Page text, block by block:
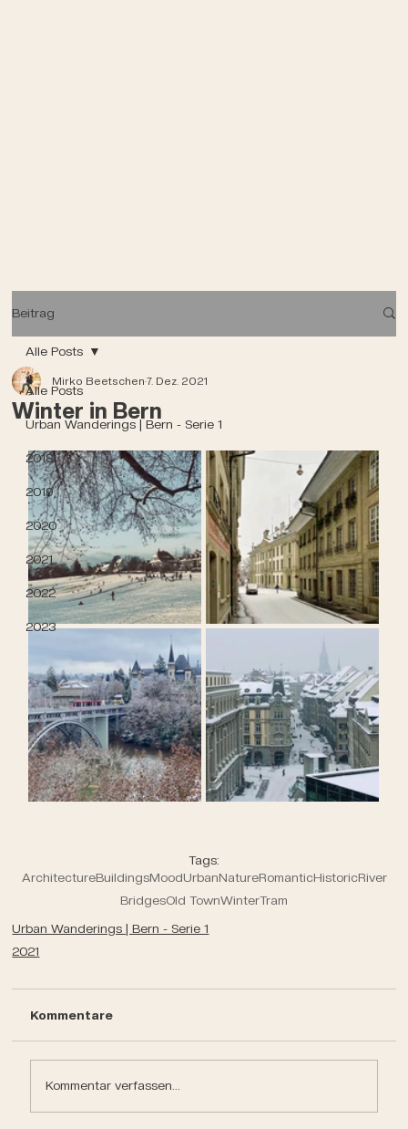
Beitrag
Alle Posts
Urban Wanderings | Bern - Serie 1
2018
2019
2020
2021
2022
2023
Alle Posts
Winter in Bern
Mirko Beetschen7. Dez. 2021
Tags:
ArchitectureBuildingsMoodUrbanNatureRomanticHistoricRiver
BridgesOld TownWinterTram
Urban Wanderings | Bern - Serie 1
2021
Kommentare
Kommentar verfassen...